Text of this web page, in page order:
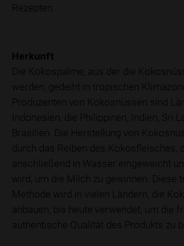
Rezepten.
Herkunft
Die Kokospalme, aus der die
werden, gedeiht in tropischen
Produzenten von Kokosnüssen sind
Indonesien, die Philippinen, Indien, Sri
Brasilien. Die Herstellung von
durch das Reiben des Kokosfleisches,
anschließend in Wasser eingeweicht
wird, um die Milch zu gewinnen. Diese
Methode wird in vielen Ländern, die
anbauen, bis heute verwendet, um die
authentische Qualität des Produkts zu